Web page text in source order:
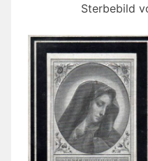
Sterbebild